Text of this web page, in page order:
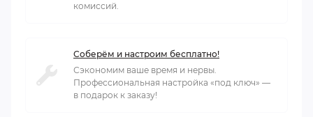
комиссий.
Соберём и настроим бесплатно!
Сэкономим ваше время и нервы.
Профессиональная настройка «под ключ» —
в подарок к заказу!